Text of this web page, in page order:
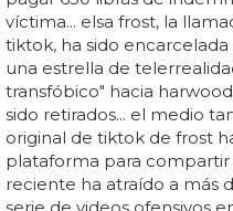
víctima... elsa frost, la
tiktok, ha sido
una estrella de
transfóbico" hacia
sido retirados... el medio
original de tiktok de frost
plataforma para compartir
reciente ha atraído a más
serie de videos ofensivos